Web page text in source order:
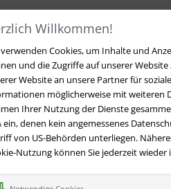
Willkommen!
Cookies, um Inhalte und
und die Zugriffe auf unserer
Website an unsere Partner für
möglicherweise mit weiteren
Ihrer Nutzung der Dienste
ein, denen kein angemessenes
von US-Behörden unterliegen.
Nutzung können Sie jederzeit